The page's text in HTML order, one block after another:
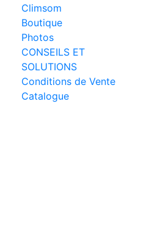
Climsom
Boutique
Photos
CONSEILS ET
SOLUTIONS
Conditions de Vente
Catalogue